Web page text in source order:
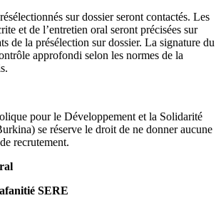
sur dossier seront contactés. Les
et de l’entretien oral seront précisées sur
de la présélection sur dossier. La signature du
approfondi selon les normes de la
pour le Développement et la Solidarité
se réserve le droit de ne donner aucune
recrutement.
SERE